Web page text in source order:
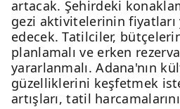
artacak. Şehirdeki
gezi aktivitelerinin fiyatları
edecek. Tatilciler,
planlamalı ve erken
yararlanmalı. Adana'nın
güzelliklerini keşfetmek
artışları, tatil